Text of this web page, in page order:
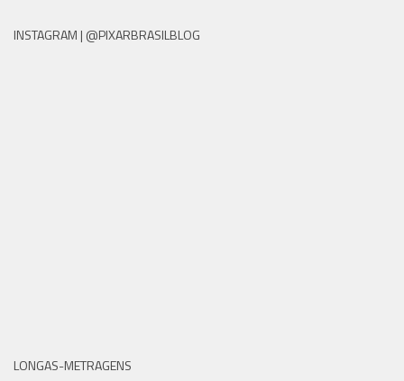
INSTAGRAM | @PIXARBRASILBLOG
LONGAS-METRAGENS